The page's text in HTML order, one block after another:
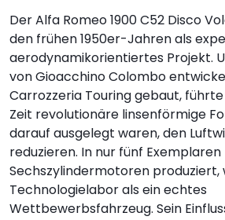
Der Alfa Romeo 1900 C52 Disco
den frühen 1950er-Jahren als
aerodynamikorientiertes Projekt.
von Gioacchino Colombo
Carrozzeria Touring gebaut,
Zeit revolutionäre linsenförmige
darauf ausgelegt waren, den
reduzieren. In nur fünf
Sechszylindermotoren produziert,
Technologielabor als ein echtes
Wettbewerbsfahrzeug. Sein